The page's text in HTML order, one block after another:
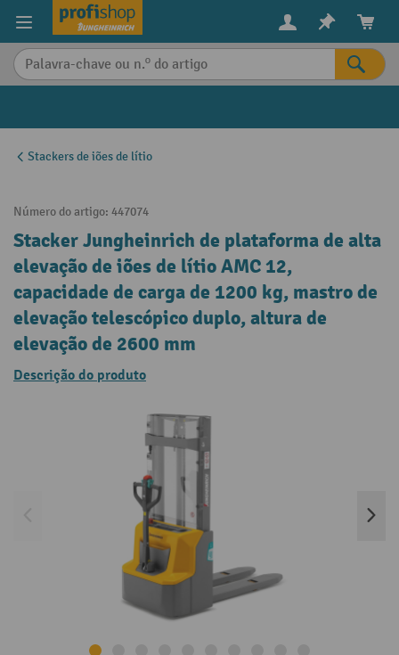
principal
Stackers de iões de lítio
Número do artigo: 447074
Stacker Jungheinrich de plataforma de alta
elevação de iões de lítio AMC 12,
capacidade de carga de 1200 kg, mastro de
elevação telescópico duplo, altura de
elevação de 2600 mm
Descrição do produto